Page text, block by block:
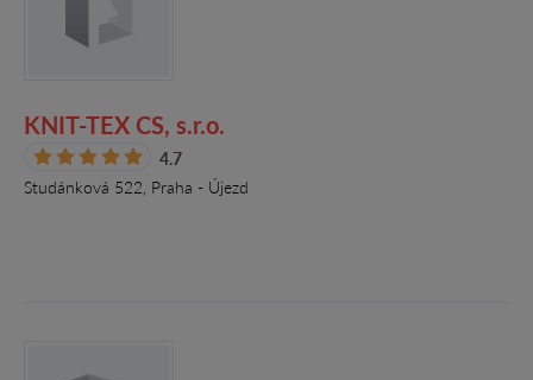
KNIT-TEX CS, s.r.o.
4.7
Studánková 522, Praha - Újezd